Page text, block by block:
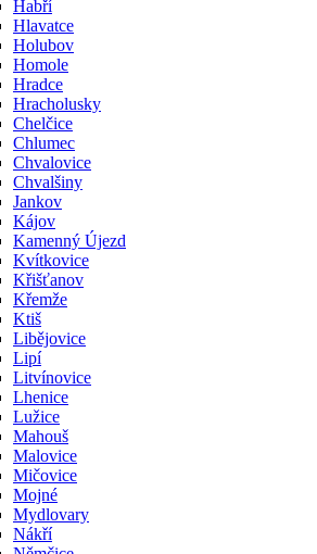
Habří
Hlavatce
Holubov
Homole
Hradce
Hracholusky
Chelčice
Chlumec
Chvalovice
Chvalšiny
Jankov
Kájov
Kamenný Újezd
Kvítkovice
Křišťanov
Křemže
Ktiš
Libějovice
Lipí
Litvínovice
Lhenice
Lužice
Mahouš
Malovice
Mičovice
Mojné
Mydlovary
Nákří